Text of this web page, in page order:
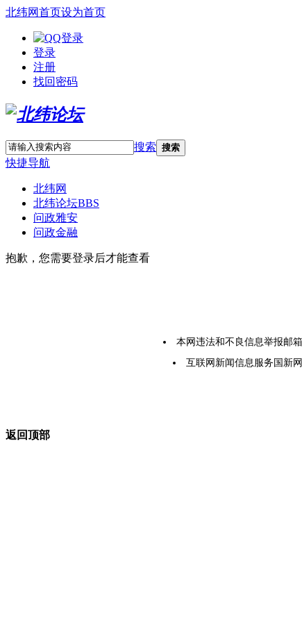
北纬网首页设为首页
登录
注册
找回密码
搜索 搜索
快捷导航
北纬网
北纬论坛BBS
问政雅安
问政金融
抱歉，您需要登录后才能查看
本网违法和不良信息举报邮
互联网新闻信息服务国新
返回顶部